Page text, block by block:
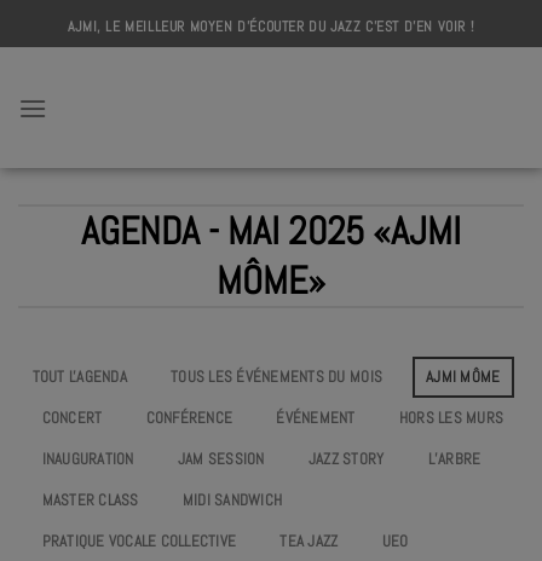
to
AJMI, LE MEILLEUR MOYEN D'ÉCOUTER DU JAZZ C'EST D'EN VOIR !
AGENDA - MAI 2025 «AJMI
MÔME»
TOUT L'AGENDA TOUS LES ÉVÉNEMENTS DU MOIS
AJMI MÔME
CONCERT
CONFÉRENCE ÉVÉNEMENT
HORS LES MURS
INAUGURATION
JAM SESSION JAZZ STORY
L’ARBRE
MASTER CLASS
MIDI SANDWICH
PRATIQUE VOCALE COLLECTIVE
TEA JAZZ UEO